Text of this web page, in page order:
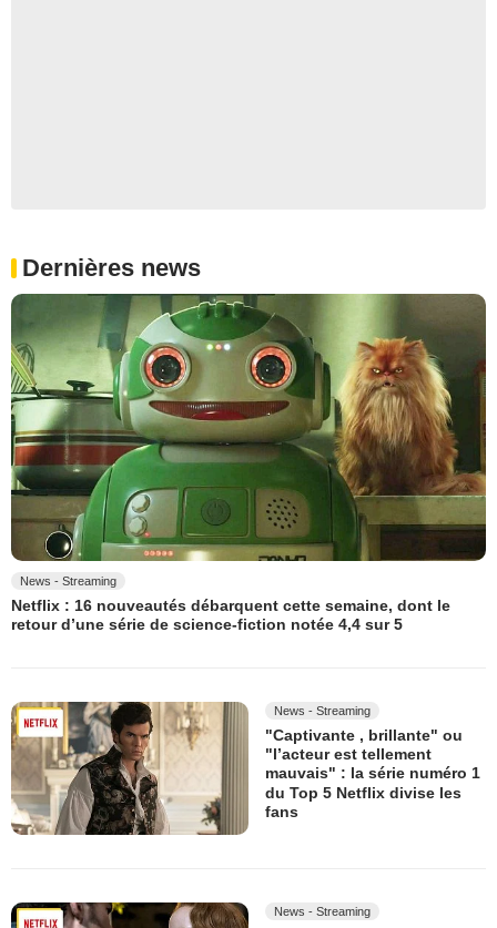
Dernières news
News - Streaming
Netflix : 16 nouveautés débarquent cette semaine, dont le
retour d’une série de science-fiction notée 4,4 sur 5
News - Streaming
"Captivante , brillante" ou
"l’acteur est tellement
mauvais" : la série numéro 1
du Top 5 Netflix divise les
fans
News - Streaming